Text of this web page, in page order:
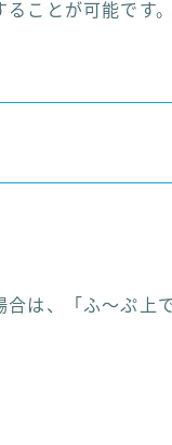
ことが可能です。
は、「ふ〜ぷ上